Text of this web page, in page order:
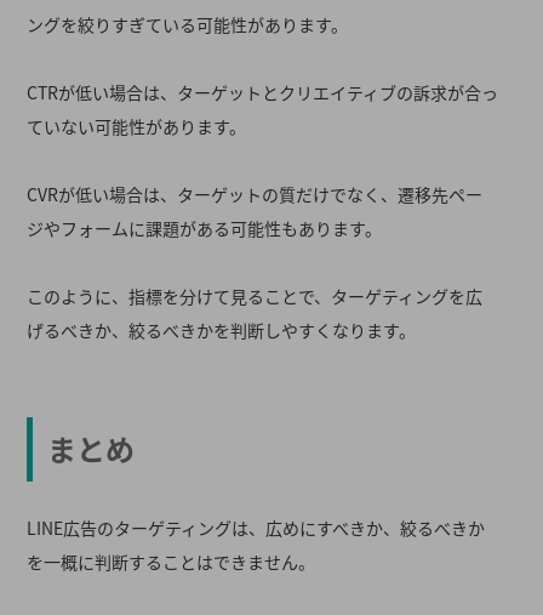
ングを絞りすぎている可能性があります。
CTRが低い場合は、ターゲットとクリエイティブの訴求が合っ
ていない可能性があります。
CVRが低い場合は、ターゲットの質だけでなく、遷移先ペー
ジやフォームに課題がある可能性もあります。
このように、指標を分けて見ることで、ターゲティングを広
げるべきか、絞るべきかを判断しやすくなります。
まとめ
LINE広告のターゲティングは、広めにすべきか、絞るべきか
を一概に判断することはできません。